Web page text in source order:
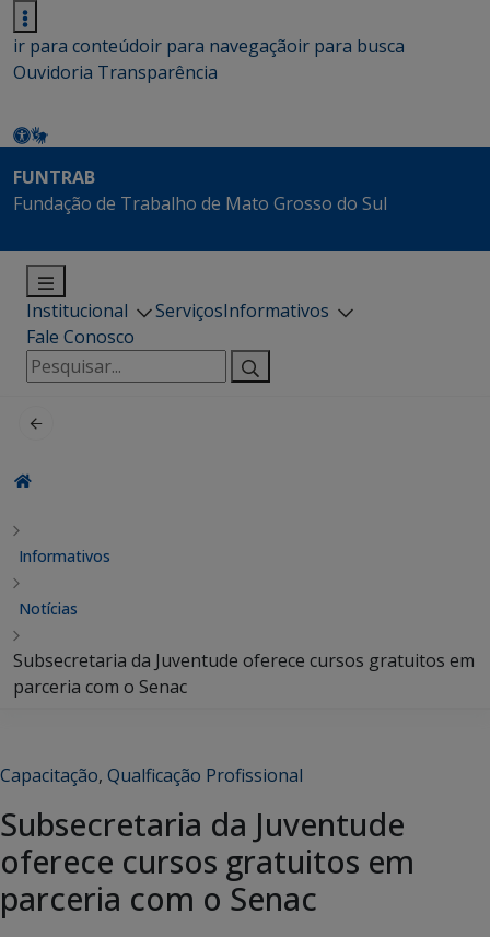
ir para conteúdoir para navegaçãoir para busca
Ouvidoria Transparência
FUNTRAB
Fundação de Trabalho de Mato Grosso do Sul
Institucional ServiçosInformativos
Fale Conosco
Pesquisar
por:
Informativos
Notícias
Subsecretaria da Juventude oferece cursos gratuitos em
parceria com o Senac
Capacitação, Qualficação Profissional
Subsecretaria da Juventude
oferece cursos gratuitos em
parceria com o Senac